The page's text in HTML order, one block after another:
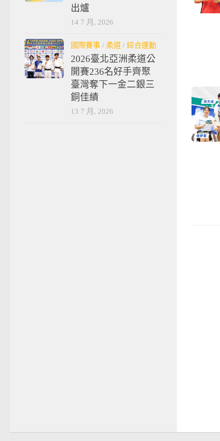
出爐
14 7 月, 2026
國際賽事 / 柔道 / 綜合運動
2026臺北亞洲柔道公
開賽236名好手齊聚
臺灣奪下一金二銀三
銅佳績
13 7 月, 2026